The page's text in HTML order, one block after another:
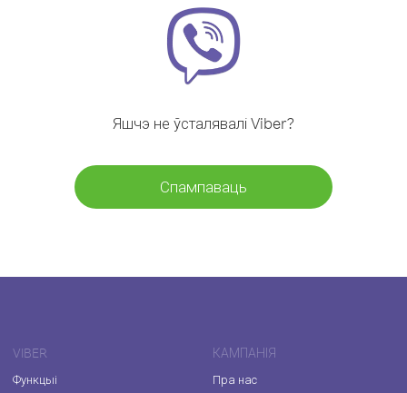
Яшчэ не ўсталявалі Viber?
Спампаваць
VIBER
Функцыі
КАМПАНІЯ
Пра нас